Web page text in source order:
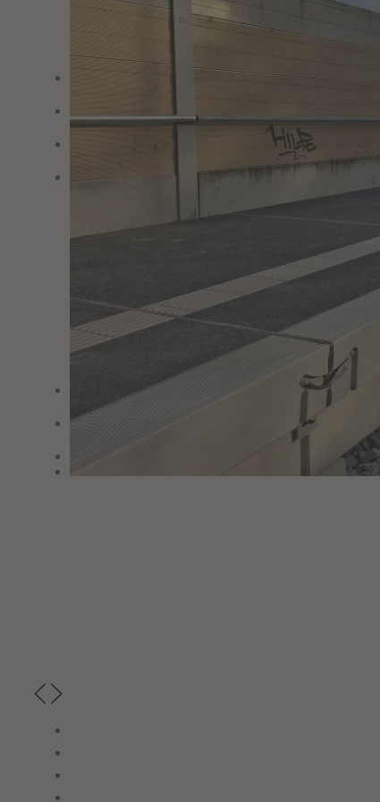
Die REIF GRUPPE
Kompetenzen
Benefits
STELLENANGEBOTE
Downloads
Datenschutz